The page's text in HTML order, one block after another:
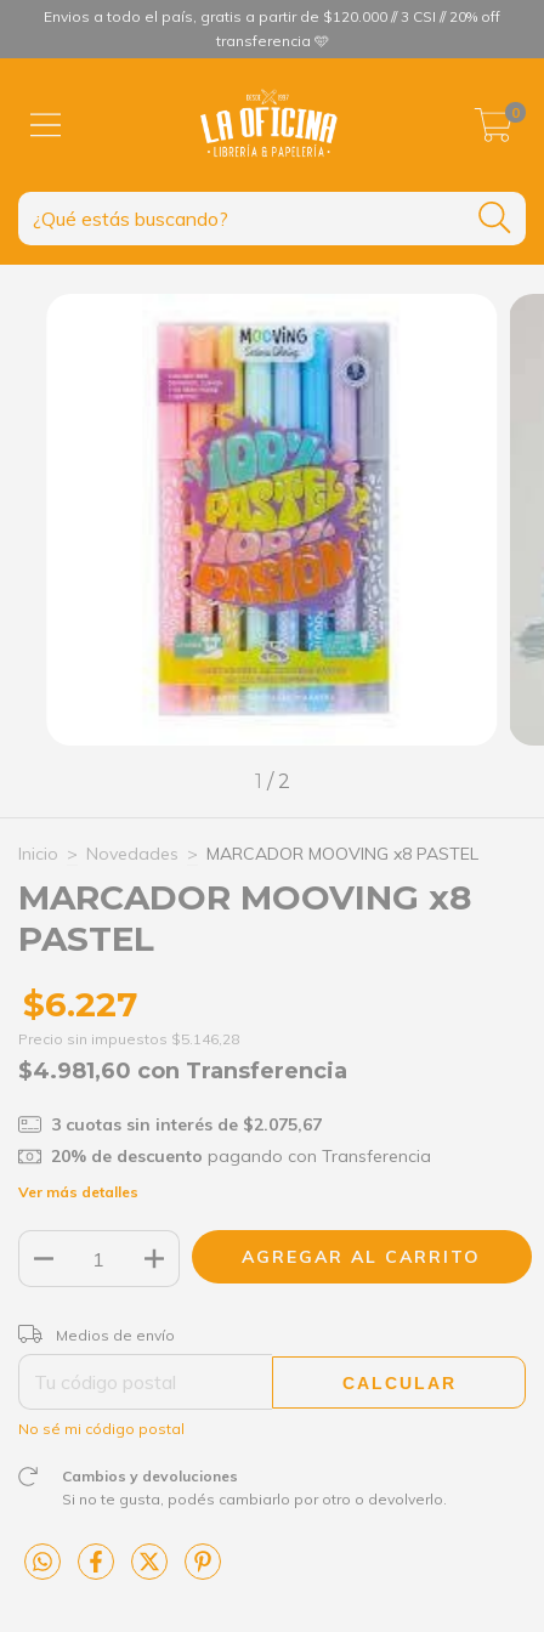
Envios a todo el país, gratis a partir de $120.000 // 3 CSI // 20% off
transferencia 🩵
0
1 / 2
Inicio > Novedades > MARCADOR MOOVING x8 PASTEL
MARCADOR MOOVING x8
PASTEL
$6.227
Precio sin impuestos $5.146,28
$4.981,60 con Transferencia
3 cuotas sin interés de $2.075,67
20% de descuento pagando con Transferencia
Ver más detalles
Entregas para el CP:
Medios de envío
CALCULAR
No sé mi código postal
Cambios y devoluciones
Si no te gusta, podés cambiarlo por otro o devolverlo.